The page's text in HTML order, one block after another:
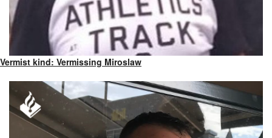
Vermist kind: Vermissing Miroslaw